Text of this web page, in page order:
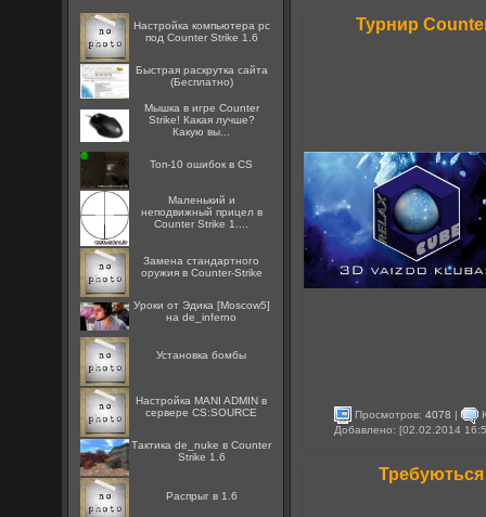
Настройка компьютера pc
под Counter Strike 1.6
Быстрая раскрутка сайта
(Бесплатно)
Мышка в игре Counter
Strike! Какая лучше?
Какую вы...
Топ-10 ошибок в CS
Маленький и
неподвижный прицел в
Counter Strike 1....
Замена стандартного
оружия в Counter-Strike
Уроки от Эдика [Moscow5]
на de_inferno
Установка бомбы
Настройка MANI ADMIN в
сервере CS:SOURCE
Тактика de_nuke в Counter
Strike 1.6
Распрыг в 1.6
Турнир
Просмотров:4078 |
Добавлено: [02.02.2014